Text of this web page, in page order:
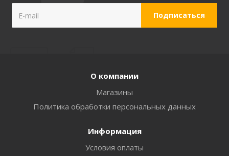
О компании
Магазины
Политика обработки персональных данных
Информация
Условия оплаты